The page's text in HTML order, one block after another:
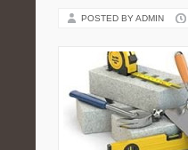
POSTED BY ADMIN